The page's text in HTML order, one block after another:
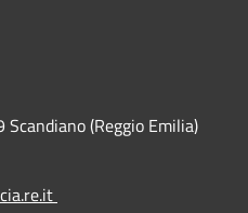
(Reggio Emilia)